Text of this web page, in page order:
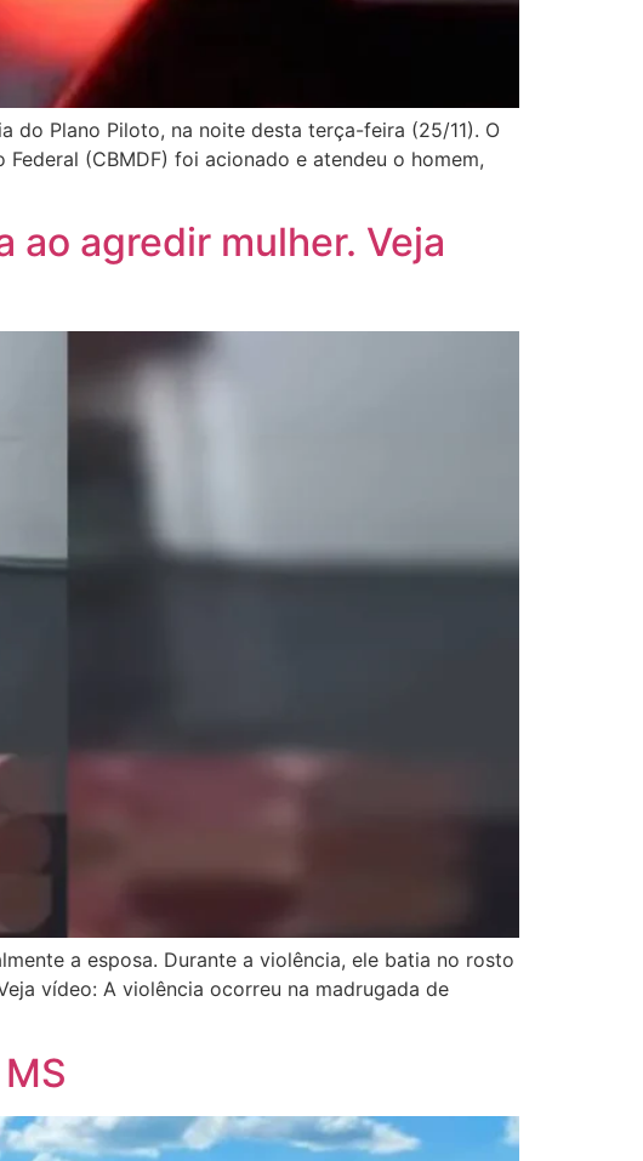
do Plano Piloto, na noite desta terça-feira (25/11). O
(CBMDF) foi acionado e atendeu o homem,
ao agredir mulher. Veja
a esposa. Durante a violência, ele batia no rosto
vídeo: A violência ocorreu na madrugada de